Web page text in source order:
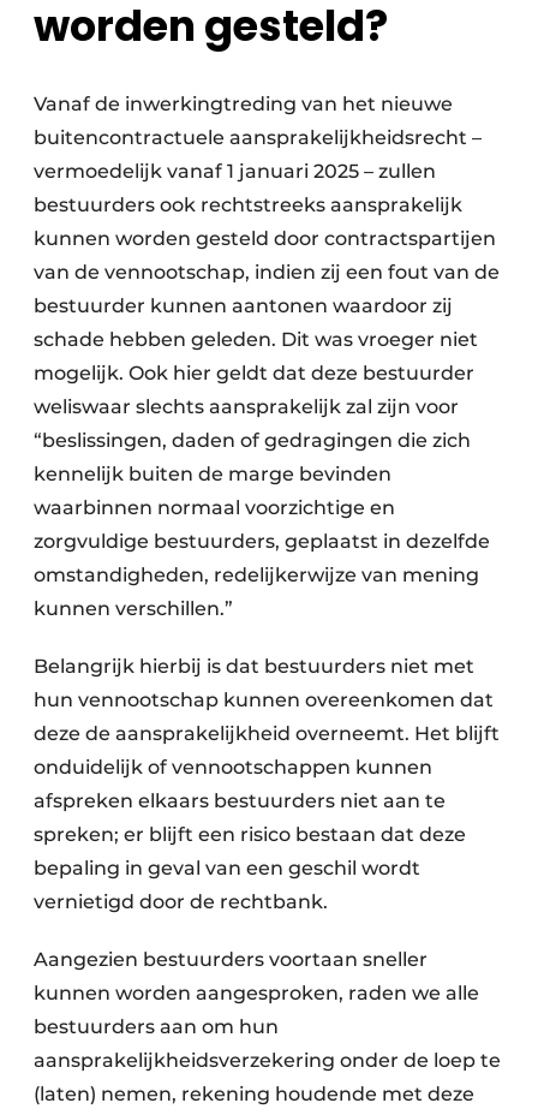
worden gesteld?
Vanaf de inwerkingtreding van het nieuwe
buitencontractuele aansprakelijkheidsrecht –
vermoedelijk vanaf 1 januari 2025 – zullen
bestuurders ook rechtstreeks aansprakelijk
kunnen worden gesteld door contractspartijen
van de vennootschap, indien zij een fout van de
bestuurder kunnen aantonen waardoor zij
schade hebben geleden. Dit was vroeger niet
mogelijk. Ook hier geldt dat deze bestuurder
weliswaar slechts aansprakelijk zal zijn voor
“beslissingen, daden of gedragingen die zich
kennelijk buiten de marge bevinden
waarbinnen normaal voorzichtige en
zorgvuldige bestuurders, geplaatst in dezelfde
omstandigheden, redelijkerwijze van mening
kunnen verschillen.”
Belangrijk hierbij is dat bestuurders niet met
hun vennootschap kunnen overeenkomen dat
deze de aansprakelijkheid overneemt. Het blijft
onduidelijk of vennootschappen kunnen
afspreken elkaars bestuurders niet aan te
spreken; er blijft een risico bestaan dat deze
bepaling in geval van een geschil wordt
vernietigd door de rechtbank.
Aangezien bestuurders voortaan sneller
kunnen worden aangesproken, raden we alle
bestuurders aan om hun
aansprakelijkheidsverzekering onder de loep te
(laten) nemen, rekening houdende met deze